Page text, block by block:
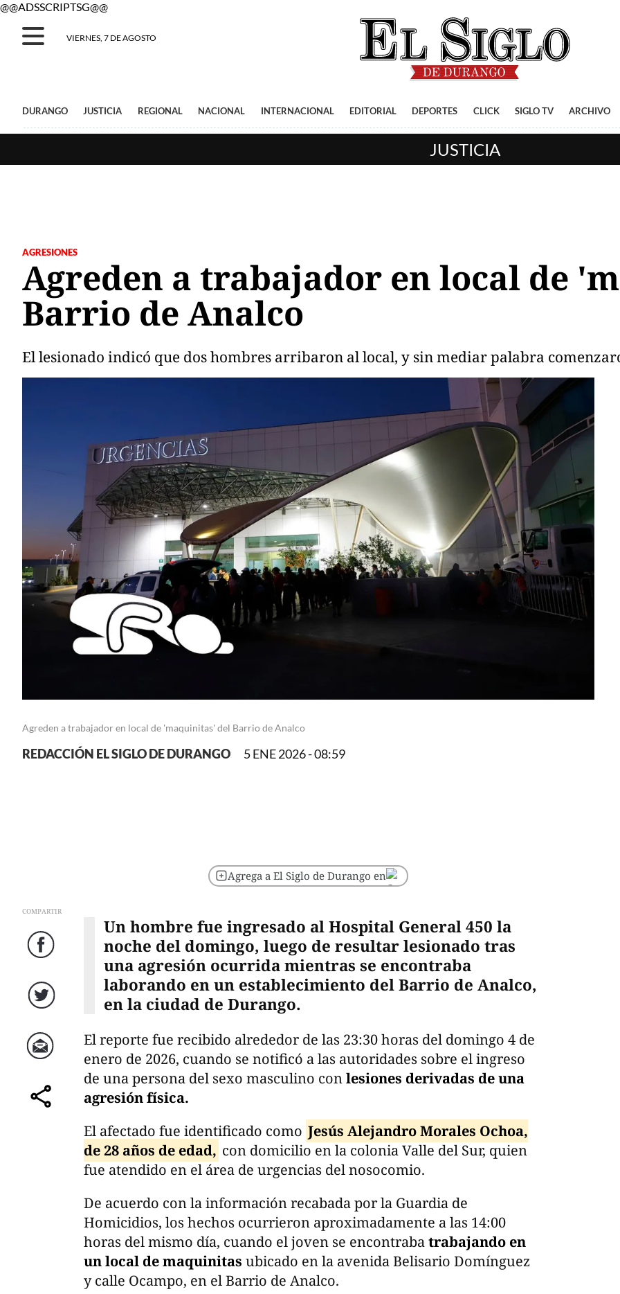
@@ADSSCRIPTSG@@
VIERNES, 7 DE AGOSTO
DURANGO JUSTICIA REGIONAL NACIONAL INTERNACIONAL EDITORIAL DEPORTES CLICK SIGLO TV ARCHIVO
JUSTICIA
AGRESIONES
Agreden a trabajador en local de
Barrio de Analco
El lesionado indicó que dos hombres arribaron al local, y sin mediar palabra
Agreden a trabajador en local de 'maquinitas' del Barrio de Analco
REDACCIÓN EL SIGLO DE DURANGO 5 ENE 2026 - 08:59
Agrega a El Siglo de Durango en
COMPARTIR
Facebook
Twitter
Correo
comparte
Un hombre fue ingresado al Hospital General 450 la
noche del domingo, luego de resultar lesionado tras
una agresión ocurrida mientras se encontraba
laborando en un establecimiento del Barrio de Analco,
en la ciudad de Durango.
El reporte fue recibido alrededor de las 23:30 horas del domingo 4 de
enero de 2026, cuando se notificó a las autoridades sobre el ingreso
de una persona del sexo masculino conlesiones derivadas de una
agresión física.
El afectado fue identificado como Jesús Alejandro Morales Ochoa,
de 28 años de edad, con domicilio en la colonia Valle del Sur, quien
fue atendido en el área de urgencias del nosocomio.
De acuerdo con la información recabada por la Guardia de
Homicidios, los hechos ocurrieron aproximadamente a las 14:00
horas del mismo día, cuando el joven se encontrabatrabajando en
un local de maquinitas ubicado en la avenida Belisario Domínguez
y calle Ocampo, en el Barrio de Analco.